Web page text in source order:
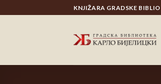
to
KNJIŽARA GRADSKE